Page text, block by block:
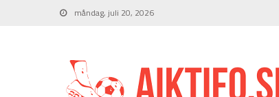
måndag, juli 20, 2026